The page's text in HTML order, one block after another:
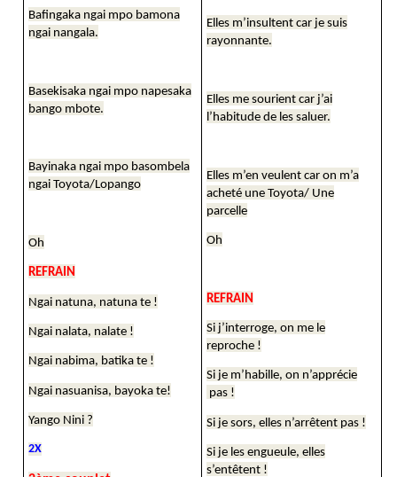
Bafingaka ngai mpo bamona
ngai nangala.
Basekisaka ngai mpo napesaka
bango mbote.
Bayinaka ngai mpo basombela
ngai Toyota/Lopango
Oh
REFRAIN
Ngai natuna, natuna te !
Ngai nalata, nalate !
Ngai nabima, batika te !
Ngai nasuanisa, bayoka te!
Yango Nini ?
2X
Elles m’insultent car je suis
rayonnante.
Elles me sourient car j’ai
l’habitude de les saluer.
Elles m’en veulent car on m’a
acheté une Toyota/ Une
parcelle
Oh
REFRAIN
Si j’interroge, on me le
reproche !
Si je m’habille, on n’apprécie
pas !
Si je sors, elles n’arrêtent pas !
Si je les engueule, elles
s’entêtent !